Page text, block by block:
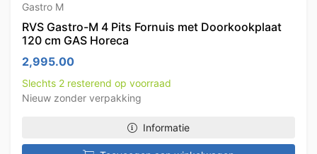
Gastro M
RVS Gastro-M 4 Pits Fornuis met Doorkookplaat
120 cm GAS Horeca
2,995.00
Slechts 2 resterend op voorraad
Nieuw zonder verpakking
Informatie